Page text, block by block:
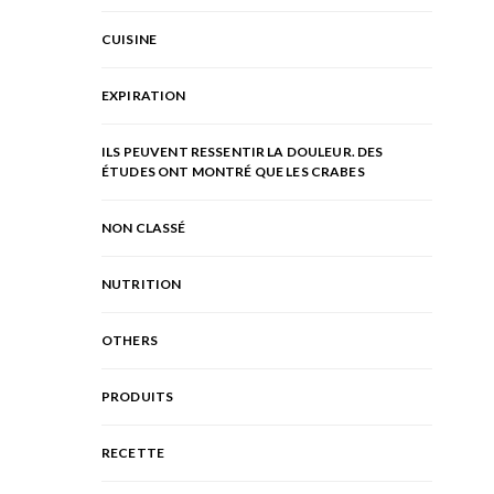
CUISINE
EXPIRATION
ILS PEUVENT RESSENTIR LA DOULEUR. DES
ÉTUDES ONT MONTRÉ QUE LES CRABES
NON CLASSÉ
NUTRITION
OTHERS
PRODUITS
RECETTE